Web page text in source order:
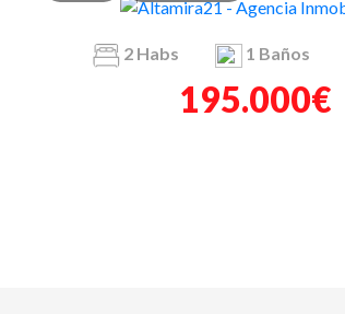
2Habs 1 Baños
195.000€